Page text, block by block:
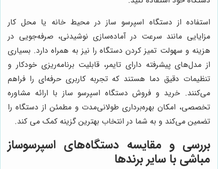
استفاده از دستگاه اسپرسو ساز در محیط خانه یا محل کار
مزایایی مانند سرعت در آماده‌سازی نوشیدنی، صرفه‌جویی در
هزینه و سهولت تمیز کردن دستگاه را نیز به همراه دارد. بسیاری
از مدل‌های پیشرفته دارای تایمر، قابلیت برنامه‌ریزی خودکار و
تنظیمات دقیق دما هستند که تجربه کاربری حرفه‌ای را فراهم
می‌کنند. خرید و فروش دستگاه اسپرسو ساز با ارائه مشاوره
تخصصی، امکان بهره‌برداری طولانی‌مدت و مطمئن از دستگاه را
تضمین می‌کند و به شما در انتخاب بهترین گزینه کمک می کند.
بررسی و مقایسه دستگاه‌های اسپرسوساز
مباشی با سایر برندها